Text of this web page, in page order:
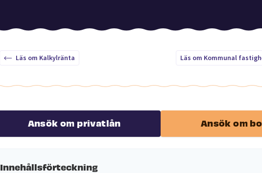
Läs om Kalkylränta Läs om Kommunal
Ansök om privatlån Ansök om
Innehållsförteckning